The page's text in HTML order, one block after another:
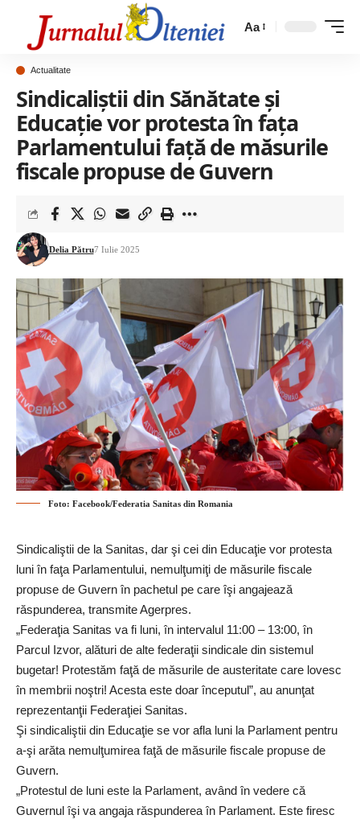
Aa
Actualitate
Sindicaliştii din Sănătate şi
Educaţie vor protesta în faţa
Parlamentului faţă de măsurile
fiscale propuse de Guvern
Delia Pătru7 Iulie 2025
Foto: Facebook/Federatia Sanitas din Romania
Sindicaliştii de la Sanitas, dar şi cei din Educaţie vor protesta
luni în faţa Parlamentului, nemulţumiţi de măsurile fiscale
propuse de Guvern în pachetul pe care îşi angajează
răspunderea, transmite Agerpres.
„Federaţia Sanitas va fi luni, în intervalul 11:00 – 13:00, în
Parcul Izvor, alături de alte federaţii sindicale din sistemul
bugetar! Protestăm faţă de măsurile de austeritate care lovesc
în membrii noştri! Acesta este doar începutul”, au anunţat
reprezentanţii Federaţiei Sanitas.
Şi sindicaliştii din Educaţie se vor afla luni la Parlament pentru
a-şi arăta nemulţumirea faţă de măsurile fiscale propuse de
Guvern.
„Protestul de luni este la Parlament, având în vedere că
Guvernul îşi va angaja răspunderea în Parlament. Este firesc